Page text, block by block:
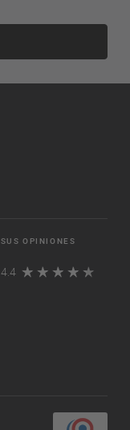
SUS OPINIONES
4.4